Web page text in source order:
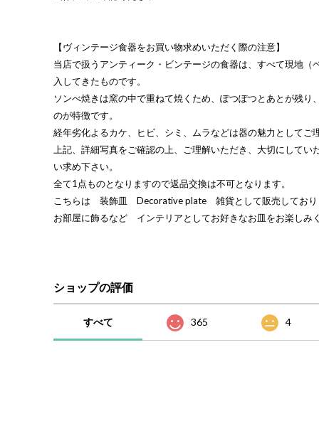
【ヴィンテージ食器をお買い物求めいただく際の注意】
当店で扱うアンティーク・ビンテージの食器は、すべて現地（
入してきたものです。
ソンべ焼きは窯の中で重ねて焼くため、ぽつぽつとあとが残り
のが特徴です。
経年劣化よるカケ、ヒビ、シミ、ムラなどは器の魅力としてご
上記、詳細写真をご確認の上、ご理解いただき、大切にしてい
い求め下さい。
全て1点ものとなりますので返品交換は不可となります。
こちらは 装飾皿 Decorative plate 雑貨として販売しており
お部屋に飾るなど インテリアとしてお好きなお皿をお楽しみ
ショップの評価
すべて 365 4